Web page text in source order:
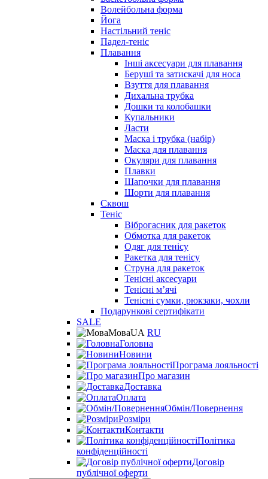
Волейбольна форма
Йога
Настільний теніс
Падел-теніс
Плавання
Інші аксесуари для плавання
Беруші та затискачі для носа
Взуття для плавання
Дихальна трубка
Дошки та колобашки
Купальники
Ласти
Маска і трубка (набір)
Маска для плавання
Окуляри для плавання
Плавки
Шапочки для плавання
Шорти для плавання
Сквош
Теніс
Віброгасник для ракеток
Обмотка для ракеток
Одяг для тенісу
Ракетка для тенісу
Струна для ракеток
Тенісні аксесуари
Тенісні мʼячі
Тенісні сумки, рюкзаки, чохли
Подарункові сертифікати
SALE
МоваUA RU
Головна
Новини
Програма лояльності
Про магазин
Доставка
Оплата
Обмін/Повернення
Розміри
Контакти
Політика
конфіденційності
Договір
публічної оферти